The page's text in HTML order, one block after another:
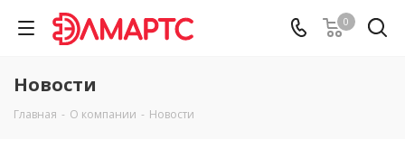
0
Новости
Главная - О компании - Новости